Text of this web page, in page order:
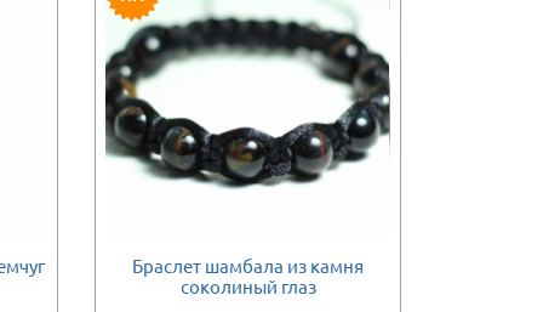
Браслет шамбала из камня
соколиный глаз